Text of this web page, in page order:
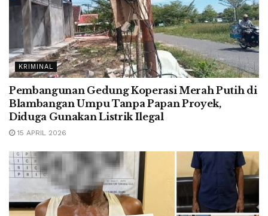
KRIMINAL
Pembangunan Gedung Koperasi Merah Putih di
Blambangan Umpu Tanpa Papan Proyek,
Diduga Gunakan Listrik Ilegal
15 APRIL 2026